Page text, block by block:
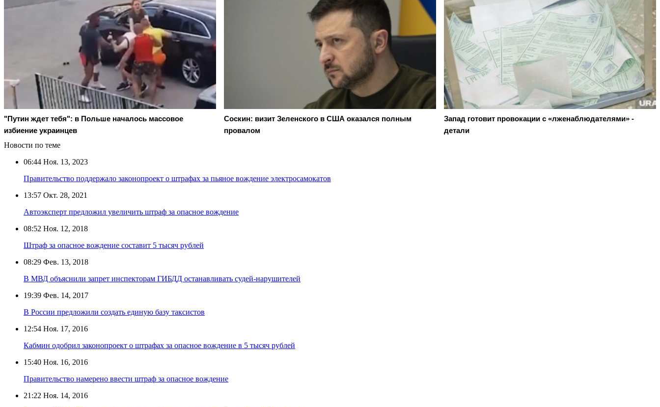
"Путин ждет тебя": в Польше началось массовое
избиение украинцев
Соскин: визит Зеленского в США оказался полным
провалом
Запад готовит провокации с «лженаблюдателями» -
детали
Новости по теме
06:44 Ноя. 13, 2023
Правительство поддержало законопроект о штрафах за пьяное вождение электросамокатов
13:57 Окт. 28, 2021
Автоэксперт предложил увеличить штраф за опасное вождение
08:52 Ноя. 12, 2018
Штраф за опасное вождение составит 5 тысяч рублей
08:29 Фев. 13, 2018
В МВД объяснили запрет инспекторам ГИБДД останавливать судей-нарушителей
19:39 Фев. 14, 2017
В России предложили создать единую базу таксистов
12:54 Ноя. 17, 2016
Кабмин одобрил законопроект о штрафах за опасное вождение в 5 тысяч рублей
15:40 Ноя. 16, 2016
Правительство намерено ввести штраф за опасное вождение
21:22 Ноя. 14, 2016